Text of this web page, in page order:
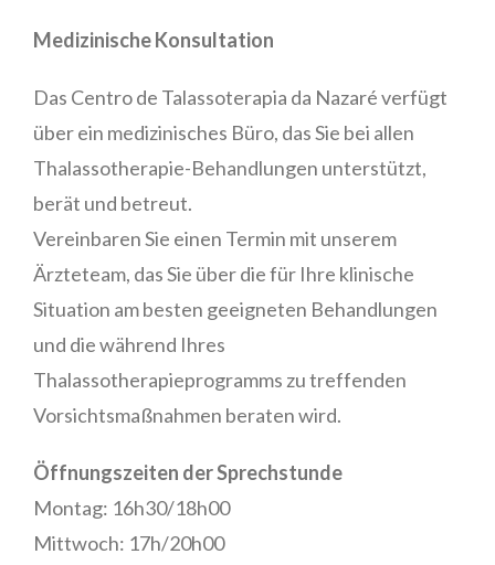
Medizinische Konsultation
Das Centro de Talassoterapia da Nazaré verfügt
über ein medizinisches Büro, das Sie bei allen
Thalassotherapie-Behandlungen unterstützt,
berät und betreut.
Vereinbaren Sie einen Termin mit unserem
Ärzteteam, das Sie über die für Ihre klinische
Situation am besten geeigneten Behandlungen
und die während Ihres
Thalassotherapieprogramms zu treffenden
Vorsichtsmaßnahmen beraten wird.
Öffnungszeiten der Sprechstunde
Montag: 16h30/18h00
Mittwoch: 17h/20h00